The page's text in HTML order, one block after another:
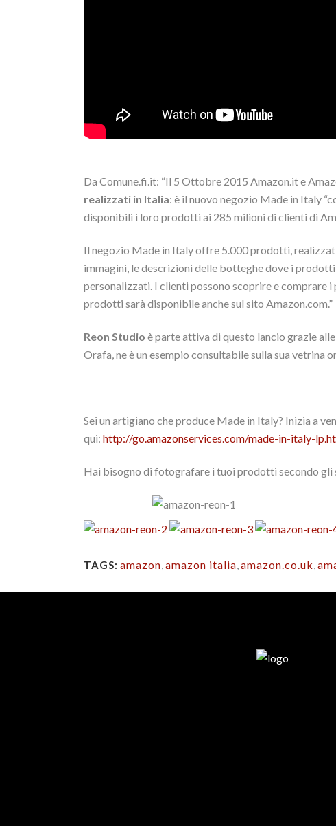
Da Comune.fi.it: “Il 5 Ottobre 2015 Amazon.it e
realizzati in Italia: è il nuovo negozio Made in Italy
disponibili i loro prodotti ai 285 milioni di clienti di
Il negozio Made in Italy offre 5.000 prodotti,
immagini, le descrizioni delle botteghe dove i
personalizzati. I clienti possono scoprire e comprare
prodotti sarà disponibile anche sul sito Amazon.com.”
Reon Studio è parte attiva di questo lancio grazie
Orafa, ne è un esempio consultabile sulla sua vetrina
Sei un artigiano che produce Made in Italy? Inizia a
qui: http://go.amazonservices.com/made-in-italy-
Hai bisogno di fotografare i tuoi prodotti secondo
TAGS: amazon amazon italia amazon.co.uk